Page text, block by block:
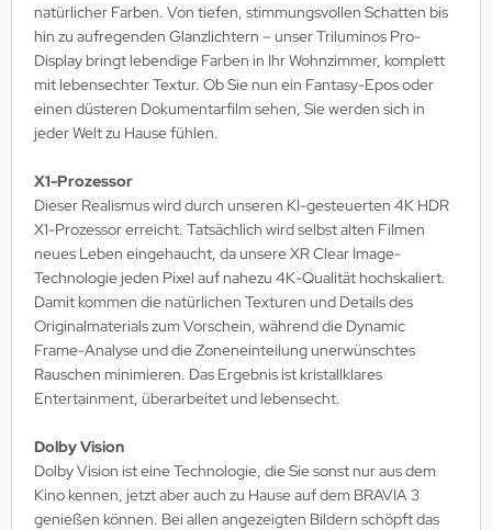
natürlicher Farben. Von tiefen, stimmungsvollen Schatten bis
hin zu aufregenden Glanzlichtern – unser Triluminos Pro-
Display bringt lebendige Farben in Ihr Wohnzimmer, komplett
mit lebensechter Textur. Ob Sie nun ein Fantasy-Epos oder
einen düsteren Dokumentarfilm sehen, Sie werden sich in
jeder Welt zu Hause fühlen.
X1-Prozessor
Dieser Realismus wird durch unseren KI-gesteuerten 4K HDR
X1-Prozessor erreicht. Tatsächlich wird selbst alten Filmen
neues Leben eingehaucht, da unsere XR Clear Image-
Technologie jeden Pixel auf nahezu 4K-Qualität hochskaliert.
Damit kommen die natürlichen Texturen und Details des
Originalmaterials zum Vorschein, während die Dynamic
Frame-Analyse und die Zoneneinteilung unerwünschtes
Rauschen minimieren. Das Ergebnis ist kristallklares
Entertainment, überarbeitet und lebensecht.
Dolby Vision
Dolby Vision ist eine Technologie, die Sie sonst nur aus dem
Kino kennen, jetzt aber auch zu Hause auf dem BRAVIA 3
genießen können. Bei allen angezeigten Bildern schöpft das